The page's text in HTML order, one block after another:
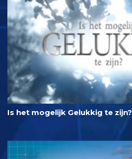
Is het mogelijk Gelukkig te zijn?